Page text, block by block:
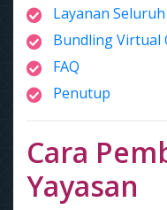
Layanan
Bundling Virtual
FAQ
Penutup
Cara
Yayasan